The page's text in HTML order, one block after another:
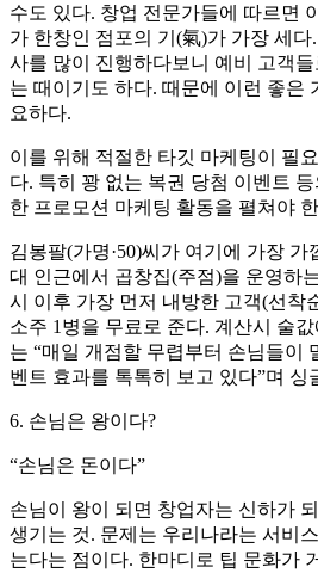
수도 있다. 창업 전문가들에 따르면
가 한창인 점포의 기(氣)가 가장 세
사를 많이 진행하다보니 예비 고객
는 때이기도 하다. 때문에 이런 좋은
요하다.
이를 위해 적절한 타깃 마케팅이 필
다. 특히 꽝 없는 복권 당첨 이벤트
한 프로모션 마케팅 활동을 펼쳐야
김봉팔(가명·50)씨가 여기에 가장
대 인근에서 곱창집(주점)을 운영하
시 이후 가장 먼저 내방한 고객(선착
소주 1병을 무료로 준다. 계산시 술
는 “매일 개점할 무렵부터 손님들이
벤트 효과를 톡톡히 보고 있다”며 싱
6. 손님은 왕이다?
“손님은 돈이다”
손님이 왕이 되면 창업자는 신하가
생기는 것. 문제는 우리나라는 서비
는다는 점이다. 한마디로 팁 문화가